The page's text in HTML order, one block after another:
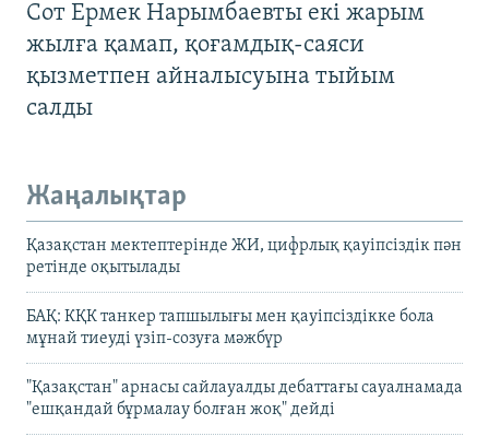
Сот Ермек Нарымбаевты екі жарым
жылға қамап, қоғамдық-саяси
қызметпен айналысуына тыйым
салды
Жаңалықтар
Қазақстан мектептерінде ЖИ, цифрлық қауіпсіздік пән
ретінде оқытылады
БАҚ: КҚК танкер тапшылығы мен қауіпсіздікке бола
мұнай тиеуді үзіп-созуға мәжбүр
"Қазақстан" арнасы сайлауалды дебаттағы сауалнамада
"ешқандай бұрмалау болған жоқ" дейді